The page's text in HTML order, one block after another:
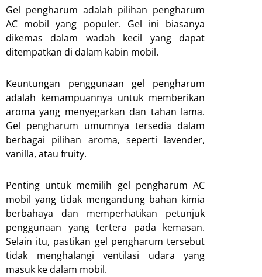
Gel pengharum adalah pilihan pengharum
AC mobil yang populer. Gel ini biasanya
dikemas dalam wadah kecil yang dapat
ditempatkan di dalam kabin mobil.
Keuntungan penggunaan gel pengharum
adalah kemampuannya untuk memberikan
aroma yang menyegarkan dan tahan lama.
Gel pengharum umumnya tersedia dalam
berbagai pilihan aroma, seperti lavender,
vanilla, atau fruity.
Penting untuk memilih gel pengharum AC
mobil yang tidak mengandung bahan kimia
berbahaya dan memperhatikan petunjuk
penggunaan yang tertera pada kemasan.
Selain itu, pastikan gel pengharum tersebut
tidak menghalangi ventilasi udara yang
masuk ke dalam mobil.